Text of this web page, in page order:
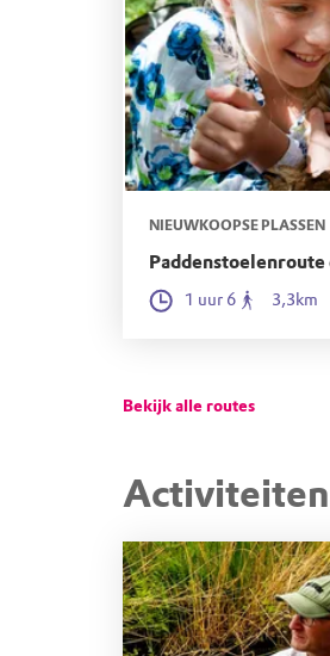
NIEUWKOOPSE PLASSEN
1 uur 6 3,3km
Bekijk alle routes